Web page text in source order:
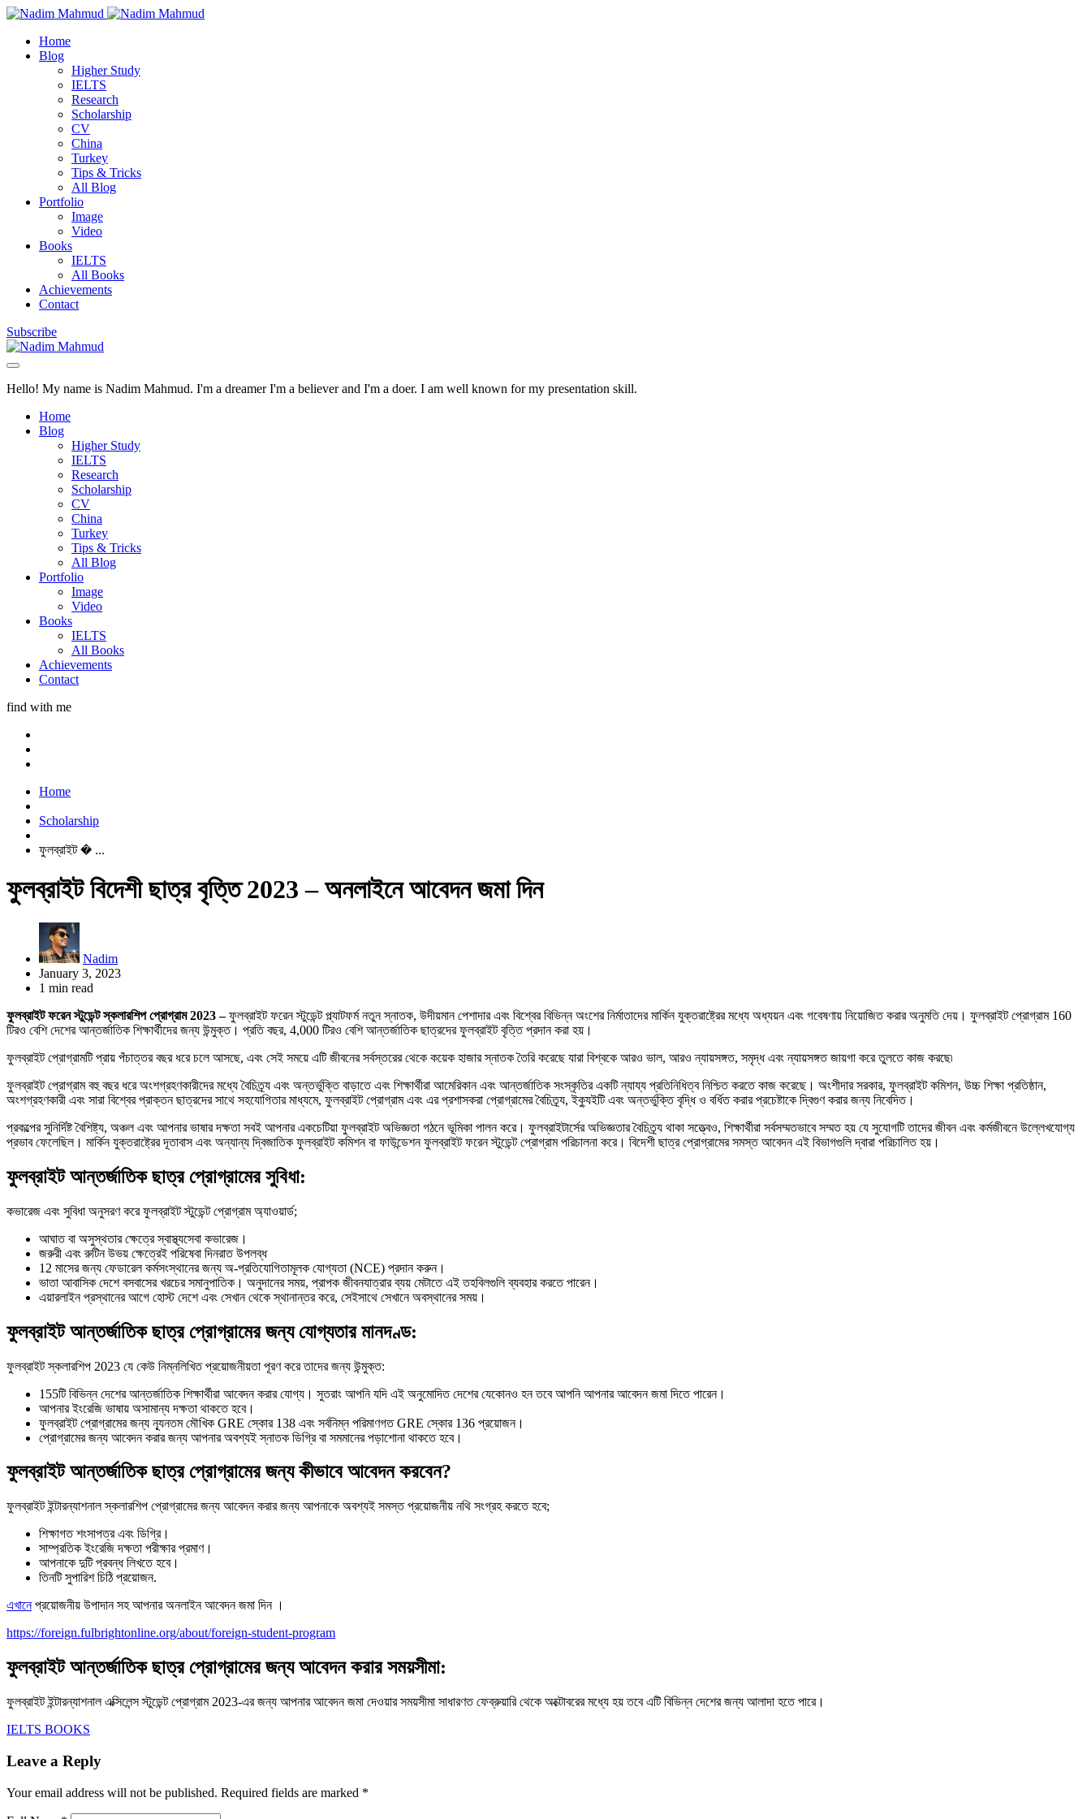
Home
Blog
Higher Study
IELTS
Research
Scholarship
CV
China
Turkey
Tips & Tricks
All Blog
Portfolio
Image
Video
Books
IELTS
All Books
Achievements
Contact
Subscribe
Hello! My name is Nadim Mahmud. I'm a dreamer I'm a believer and I'm a doer. I am well known for my presentation skill.
Home
Blog
Higher Study
IELTS
Research
Scholarship
CV
China
Turkey
Tips & Tricks
All Blog
Portfolio
Image
Video
Books
IELTS
All Books
Achievements
Contact
find with me
Home
Scholarship
ফুলব্রাইট � ...
ফুলব্রাইট বিদেশী ছাত্র বৃত্তি 2023 – অনলাইনে আবেদন জমা দিন
Nadim
January 3, 2023
1 min read
ফুলব্রাইট ফরেন স্টুডেন্ট স্কলারশিপ প্রোগ্রাম 2023 –ফুলব্রাইট ফরেন স্টুডেন্ট প্ল্যাটফর্ম নতুন স্নাতক, উদীয়মান পেশাদার এবং বিশ্বের বিভিন্ন অংশের নির্মাতাদের মার্কিন যুক্তরাষ্ট্রের মধ্যে অধ্যয়ন এবং গবেষণায় নিয়োজিত করার অনুমতি দেয়। ফুলব্রাইট প্রোগ্রাম 160
টিরও বেশি দেশের আন্তর্জাতিক শিক্ষার্থীদের জন্য উন্মুক্ত। প্রতি বছর, 4,000 টিরও বেশি আন্তর্জাতিক ছাত্রদের ফুলব্রাইট বৃত্তি প্রদান করা হয়।
ফুলব্রাইট প্রোগ্রামটি প্রায় পঁচাত্তর বছর ধরে চলে আসছে, এবং সেই সময়ে এটি জীবনের সর্বস্তরের থেকে কয়েক হাজার স্নাতক তৈরি করেছে যারা বিশ্বকে আরও ভাল, আরও ন্যায়সঙ্গত, সমৃদ্ধ এবং ন্যায়সঙ্গত জায়গা করে তুলতে কাজ করছে৷
ফুলব্রাইট প্রোগ্রাম বহু বছর ধরে অংশগ্রহণকারীদের মধ্যে বৈচিত্র্য এবং অন্তর্ভুক্তি বাড়াতে এবং শিক্ষার্থীরা আমেরিকান এবং আন্তর্জাতিক সংস্কৃতির একটি ন্যায্য প্রতিনিধিত্ব নিশ্চিত করতে কাজ করেছে। অংশীদার সরকার, ফুলব্রাইট কমিশন, উচ্চ শিক্ষা প্রতিষ্ঠান,
অংশগ্রহণকারী এবং সারা বিশ্বের প্রাক্তন ছাত্রদের সাথে সহযোগিতার মাধ্যমে, ফুলব্রাইট প্রোগ্রাম এবং এর প্রশাসকরা প্রোগ্রামের বৈচিত্র্য, ইক্যুইটি এবং অন্তর্ভুক্তি বৃদ্ধি ও বর্ধিত করার প্রচেষ্টাকে দ্বিগুণ করার জন্য নিবেদিত।
প্রকল্পের সুনির্দিষ্ট বৈশিষ্ট্য, অঞ্চল এবং আপনার ভাষার দক্ষতা সবই আপনার একচেটিয়া ফুলব্রাইট অভিজ্ঞতা গঠনে ভূমিকা পালন করে। ফুলব্রাইটার্সের অভিজ্ঞতার বৈচিত্র্য থাকা সত্ত্বেও, শিক্ষার্থীরা সর্বসম্মতভাবে সম্মত হয় যে সুযোগটি তাদের জীবন এবং কর্মজীবনে উল্লেখযোগ্য
প্রভাব ফেলেছিল। মার্কিন যুক্তরাষ্ট্রের দূতাবাস এবং অন্যান্য দ্বিজাতিক ফুলব্রাইট কমিশন বা ফাউন্ডেশন ফুলব্রাইট ফরেন স্টুডেন্ট প্রোগ্রাম পরিচালনা করে। বিদেশী ছাত্র প্রোগ্রামের সমস্ত আবেদন এই বিভাগগুলি দ্বারা পরিচালিত হয়।
ফুলব্রাইট আন্তর্জাতিক ছাত্র প্রোগ্রামের সুবিধা:
কভারেজ এবং সুবিধা অনুসরণ করে ফুলব্রাইট স্টুডেন্ট প্রোগ্রাম অ্যাওয়ার্ড;
আঘাত বা অসুস্থতার ক্ষেত্রে স্বাস্থ্যসেবা কভারেজ।
জরুরী এবং রুটিন উভয় ক্ষেত্রেই পরিষেবা দিনরাত উপলব্ধ
12 মাসের জন্য ফেডারেল কর্মসংস্থানের জন্য অ-প্রতিযোগিতামূলক যোগ্যতা (NCE) প্রদান করুন।
ভাতা আবাসিক দেশে বসবাসের খরচের সমানুপাতিক। অনুদানের সময়, প্রাপক জীবনযাত্রার ব্যয় মেটাতে এই তহবিলগুলি ব্যবহার করতে পারেন।
এয়ারলাইন প্রস্থানের আগে হোস্ট দেশে এবং সেখান থেকে স্থানান্তর করে, সেইসাথে সেখানে অবস্থানের সময়।
ফুলব্রাইট আন্তর্জাতিক ছাত্র প্রোগ্রামের জন্য যোগ্যতার মানদণ্ড:
ফুলব্রাইট স্কলারশিপ 2023 যে কেউ নিম্নলিখিত প্রয়োজনীয়তা পূরণ করে তাদের জন্য উন্মুক্ত:
155টি বিভিন্ন দেশের আন্তর্জাতিক শিক্ষার্থীরা আবেদন করার যোগ্য। সুতরাং আপনি যদি এই অনুমোদিত দেশের যেকোনও হন তবে আপনি আপনার আবেদন জমা দিতে পারেন।
আপনার ইংরেজি ভাষায় অসামান্য দক্ষতা থাকতে হবে।
ফুলব্রাইট প্রোগ্রামের জন্য ন্যূনতম মৌখিক GRE স্কোর 138 এবং সর্বনিম্ন পরিমাণগত GRE স্কোর 136 প্রয়োজন।
প্রোগ্রামের জন্য আবেদন করার জন্য আপনার অবশ্যই স্নাতক ডিগ্রি বা সমমানের পড়াশোনা থাকতে হবে।
ফুলব্রাইট আন্তর্জাতিক ছাত্র প্রোগ্রামের জন্য কীভাবে আবেদন করবেন?
ফুলব্রাইট ইন্টারন্যাশনাল স্কলারশিপ প্রোগ্রামের জন্য আবেদন করার জন্য আপনাকে অবশ্যই সমস্ত প্রয়োজনীয় নথি সংগ্রহ করতে হবে;
শিক্ষাগত শংসাপত্র এবং ডিগ্রি।
সাম্প্রতিক ইংরেজি দক্ষতা পরীক্ষার প্রমাণ।
আপনাকে দুটি প্রবন্ধ লিখতে হবে।
তিনটি সুপারিশ চিঠি প্রয়োজন.
এখানেপ্রয়োজনীয় উপাদান সহ আপনার অনলাইন আবেদন জমা দিন ।
https://foreign.fulbrightonline.org/about/foreign-student-program
ফুলব্রাইট আন্তর্জাতিক ছাত্র প্রোগ্রামের জন্য আবেদন করার সময়সীমা:
ফুলব্রাইট ইন্টারন্যাশনাল এক্সিলেন্স স্টুডেন্ট প্রোগ্রাম 2023-এর জন্য আপনার আবেদন জমা দেওয়ার সময়সীমা সাধারণত ফেব্রুয়ারি থেকে অক্টোবরের মধ্যে হয় তবে এটি বিভিন্ন দেশের জন্য আলাদা হতে পারে।
IELTS BOOKS
Leave a Reply
Your email address will not be published. Required fields are marked *